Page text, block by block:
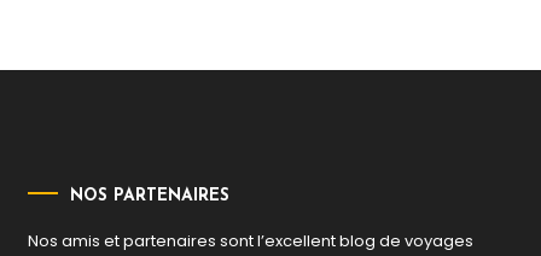
l’article
NOS PARTENAIRES
Nos amis et partenaires sont l’excellent blog de voyages